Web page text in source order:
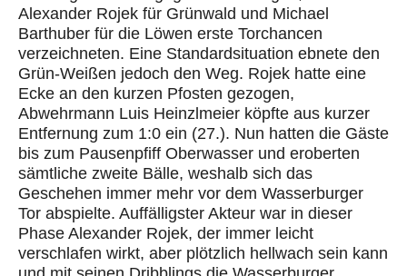
Alexander Rojek für Grünwald und Michael
Barthuber für die Löwen erste Torchancen
verzeichneten. Eine Standardsituation ebnete den
Grün-Weißen jedoch den Weg. Rojek hatte eine
Ecke an den kurzen Pfosten gezogen,
Abwehrmann Luis Heinzlmeier köpfte aus kurzer
Entfernung zum 1:0 ein (27.). Nun hatten die Gäste
bis zum Pausenpfiff Oberwasser und eroberten
sämtliche zweite Bälle, weshalb sich das
Geschehen immer mehr vor dem Wasserburger
Tor abspielte. Auffälligster Akteur war in dieser
Phase Alexander Rojek, der immer leicht
verschlafen wirkt, aber plötzlich hellwach sein kann